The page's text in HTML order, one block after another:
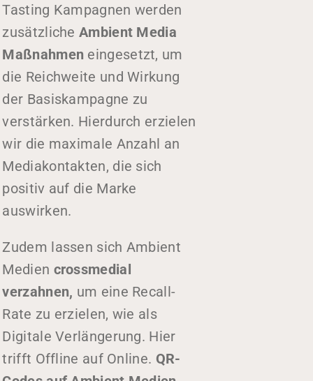
Tasting Kampagnen werden
zusätzlicheAmbient Media
Maßnahmen eingesetzt, um
die Reichweite und Wirkung
der Basiskampagne zu
verstärken. Hierdurch erzielen
wir die maximale Anzahl an
Mediakontakten, die sich
positiv auf die Marke
auswirken.
Zudem lassen sich Ambient
Medien crossmedial
verzahnen, um eine Recall-
Rate zu erzielen, wie als
Digitale Verlängerung. Hier
trifft Offline auf Online. QR-
Nachhaltigkeit
Fallstudien
Blog
Karriere
FAQ
Partner werden
Kontakt
Shopper Marketing?